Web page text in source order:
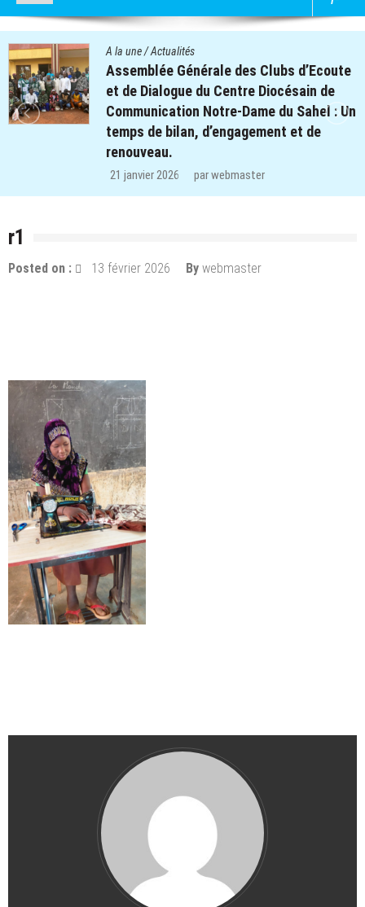
A la une/Actualités
Quatre cent soixante-deux (462)
des clubs d’écoute du projet REPERE
retrouvent le chemin de l’école dans les
régions de Koulsé et de Yaadga.
29 décembre 2025
r1
Posted on : 13 février 2026 By webmaster